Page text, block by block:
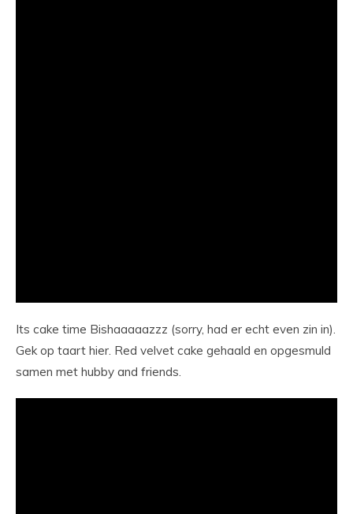
Its cake time Bishaaaaazzz (sorry, had er echt even zin in).
Gek op taart hier. Red velvet cake gehaald en opgesmuld
samen met hubby and friends.